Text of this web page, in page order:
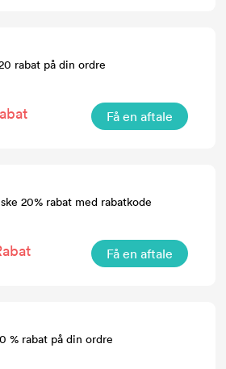
rabat på din ordre
Få en aftale
20% rabat med rabatkode
Få en aftale
% rabat på din ordre